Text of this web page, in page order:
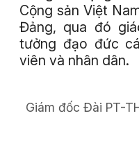
Cộng sản Việt
Đảng, qua đó
tưởng đạo đức
viên và nhân dân.
Giám đốc Đài PT-